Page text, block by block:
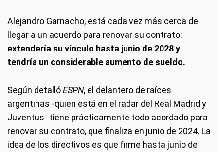
Alejandro Garnacho, está cada vez más cerca de
llegar a un acuerdo para renovar su contrato:
extendería su vínculo hasta junio de 2028 y
tendría un considerable aumento de sueldo.
Según detallóESPN, el delantero de raíces
argentinas -quien está en el radar del Real Madrid y
Juventus- tiene prácticamente todo acordado para
renovar su contrato, que finaliza en junio de 2024. La
idea de los directivos es que firme hasta junio de